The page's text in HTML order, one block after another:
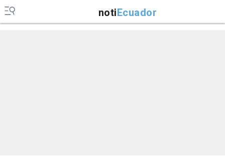
notiEcuador